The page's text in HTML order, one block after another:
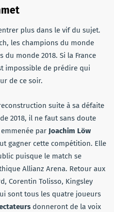
plus dans le vif du sujet.
les champions du monde
monde 2018. Si la France
impossible de prédire qui
de ce soir.
suite à sa défaite
2018, il ne faut sans doute
par Joachim Löw
gagner cette compétition. Elle
puisque le match se
Allianz Arena. Retour aux
Corentin Tolisso, Kingsley
sont tous les quatre joueurs
donneront de la voix